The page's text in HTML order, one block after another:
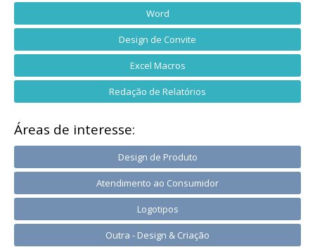
Word
Design de Convite
Excel Macros
Redação de Relatórios
Áreas de interesse:
Design de Produto
Atendimento ao Consumidor
Logotipos
Outra - Design & Criação